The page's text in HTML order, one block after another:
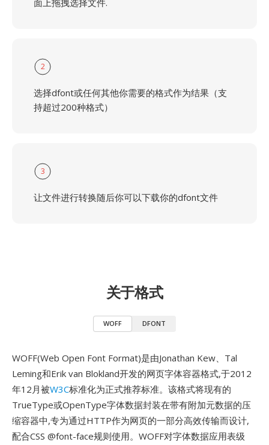
面上拖拽选择文件.
2
选择dfont或任何其他你需要的格式作为结果（支
持超过200种格式）
3
让文件进行转换随后你可以下载你的dfont文件
关于格式
WOFF DFONT
WOFF(Web Open Font Format)是由Jonathan Kew、Tal
Leming和Erik van Blokland开发的网页字体容器格式,于2012
年12月被W3C标准化为正式推荐标准。该格式将现有的
TrueType或OpenType字体数据封装在带有附加元数据的压
缩容器中,专为通过HTTP作为网页的一部分高效传输而设计,
配合CSS @font-face规则使用。WOFF对字体数据应用表级